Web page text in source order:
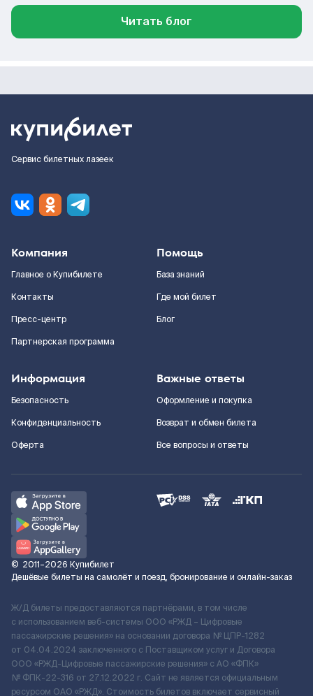
Читать блог
Сервис билетных лазеек
Компания
Главное о Купибилете
Контакты
Пресс-центр
Партнерская программа
Помощь
База знаний
Где мой билет
Блог
Информация
Безопасность
Конфиденциальность
Оферта
Важные ответы
Оформление и покупка
Возврат и обмен билета
Все вопросы и ответы
© 2011–2026 Купибилет
Дешёвые билеты на самолёт и поезд, бронирование и онлайн-заказ
Ж/Д билеты предоставляются партнёрами, в том числе
с использованием веб-системы ООО «РЖД – Цифровые
пассажирские решения» на основании договора № ЦПР-1282
от 04.04.2024 заключенного с Поставщиком услуг и Договора
ООО «РЖД-Цифровые пассажирские решения» c АО «ФПК»
№ ФПК-22-316 от 27.12.2022 г. Сайт не является официальным
ресурсом ОАО «РЖД». Стоимость билетов включает сервисный